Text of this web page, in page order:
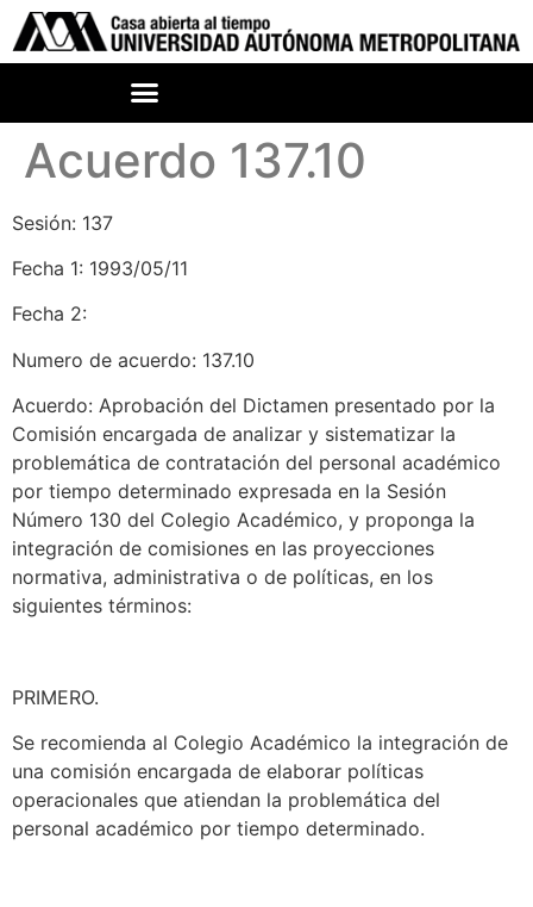
Acuerdo 137.10
Sesión: 137
Fecha 1: 1993/05/11
Fecha 2:
Numero de acuerdo: 137.10
Acuerdo: Aprobación del Dictamen presentado por la
Comisión encargada de analizar y sistematizar la
problemática de contratación del personal académico
por tiempo determinado expresada en la Sesión
Número 130 del Colegio Académico, y proponga la
integración de comisiones en las proyecciones
normativa, administrativa o de políticas, en los
siguientes términos:
PRIMERO.
Se recomienda al Colegio Académico la integración de
una comisión encargada de elaborar políticas
operacionales que atiendan la problemática del
personal académico por tiempo determinado.